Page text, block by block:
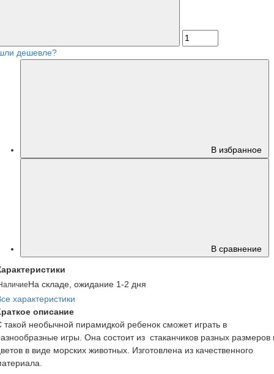
дешевле?
В избранное
В сравнение
На складе, ожидание 1-2 дня
характеристики
описание
такой необычной пирамидкой ребенок сможет играть в
игры. Она состоит из стаканчиков разных размеров
в виде морских животных. Изготовлена из качественного